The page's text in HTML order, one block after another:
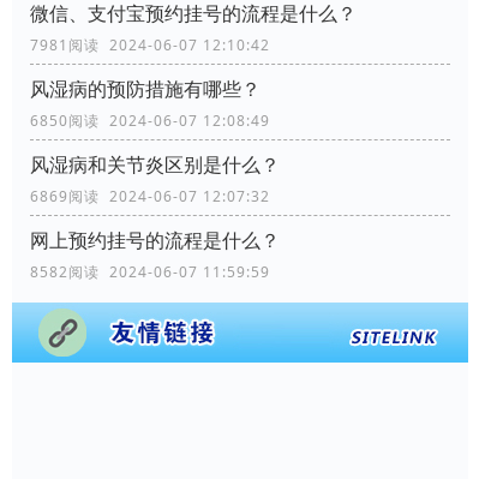
微信、支付宝预约挂号的流程是什么？
7981阅读 2024-06-07 12:10:42
风湿病的预防措施有哪些？
6850阅读 2024-06-07 12:08:49
风湿病和关节炎区别是什么？
6869阅读 2024-06-07 12:07:32
网上预约挂号的流程是什么？
8582阅读 2024-06-07 11:59:59